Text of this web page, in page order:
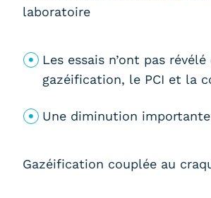
laboratoire
Les essais n’ont pas
gazéification, le PCI et la
Une diminution
Gazéification couplée au